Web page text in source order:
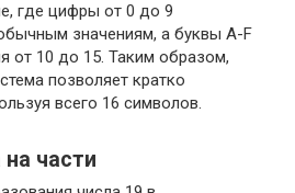
где цифры от 0 до 9
значениям, а буквы A-F
от 10 до 15. Таким образом,
позволяет кратко
всего 16 символов.
части